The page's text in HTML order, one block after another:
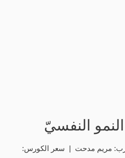
النفسيّ
| المدرب: مريم مدحت | سعر الكورس: